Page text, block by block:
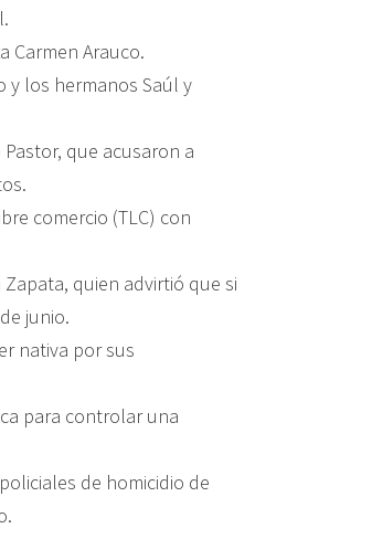
Carmen Arauco.
y los hermanos Saúl y
que acusaron a
comercio (TLC) con
quien advirtió que si
junio.
nativa por sus
para controlar una
de homicidio de